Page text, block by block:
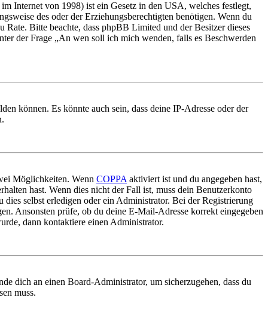
Internet von 1998) ist ein Gesetz in den USA, welches festlegt,
des oder der Erziehungsberechtigten benötigen. Wenn du
Bitte beachte, dass phpBB Limited und der Besitzer dieses
der Frage „An wen soll ich mich wenden, falls es Beschwerden
können. Es könnte auch sein, dass deine IP-Adresse oder der
Möglichkeiten. Wenn COPPA aktiviert ist und du angegeben hast,
hast. Wenn dies nicht der Fall ist, muss dein Benutzerkonto
selbst erledigen oder ein Administrator. Bei der Registrierung
Ansonsten prüfe, ob du deine E-Mail-Adresse korrekt eingegeben
dann kontaktiere einen Administrator.
dich an einen Board-Administrator, um sicherzugehen, dass du
muss.